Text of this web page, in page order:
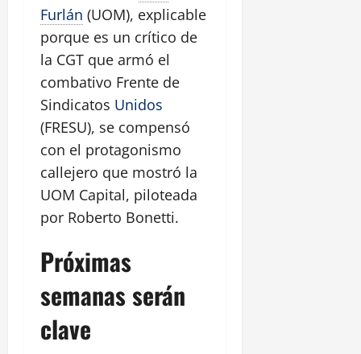
Furlán (UOM), explicable
porque es un crítico de
la CGT que armó el
combativo Frente de
Sindicatos Unidos
(FRESU), se compensó
con el protagonismo
callejero que mostró la
UOM Capital, piloteada
por Roberto Bonetti.
Próximas
semanas serán
clave